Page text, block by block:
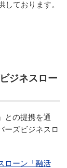
ております。
ジネスロー
との提携を通
ーズビジネスロ
ローン「融活